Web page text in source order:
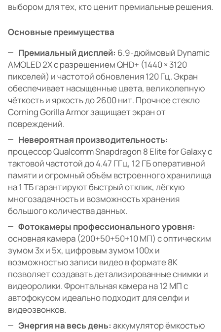
выбором для тех, кто ценит премиальные решения.
Основные преимущества
Премиальный дисплей: 6.9-дюймовый Dynamic
AMOLED 2X с разрешением QHD+ (1440 × 3120
пикселей) и частотой обновления 120 Гц. Экран
обеспечивает насыщенные цвета, великолепную
чёткость и яркость до 2600 нит. Прочное стекло
Corning Gorilla Armor защищает экран от
повреждений.
Невероятная производительность:
процессор Qualcomm Snapdragon 8 Elite for Galaxy с
тактовой частотой до 4.47 ГГц, 12 ГБ оперативной
памяти и огромный объём встроенного хранилища
на 1 ТБ гарантируют быстрый отклик, лёгкую
многозадачность и возможность хранения
большого количества данных.
Фотокамеры профессионального уровня:
основная камера (200+50+50+10 МП) с оптическим
зумом 3x и 5x, цифровым зумом 100x и
возможностью записи видео в формате 8K
позволяет создавать детализированные снимки и
видеоролики. Фронтальная камера на 12 МП с
автофокусом идеально подходит для селфи и
видеозвонков.
Энергия на весь день: аккумулятор ёмкостью